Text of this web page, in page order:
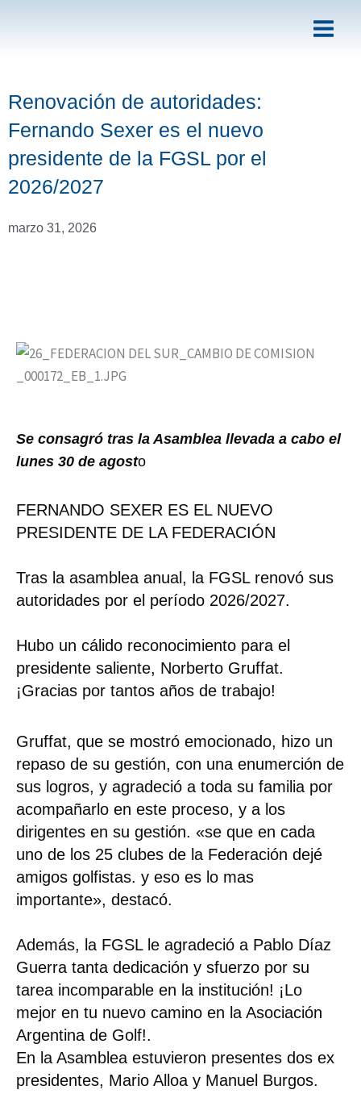
Renovación de autoridades:
Fernando Sexer es el nuevo
presidente de la FGSL por el
2026/2027
marzo 31, 2026
Se consagró tras la Asamblea llevada a cabo el
lunes 30 de agosto
FERNANDO SEXER ES EL NUEVO
PRESIDENTE DE LA FEDERACIÓN
Tras la asamblea anual, la FGSL renovó sus
autoridades por el período 2026/2027.
Hubo un cálido reconocimiento para el
presidente saliente, Norberto Gruffat.
¡Gracias por tantos años de trabajo!
Gruffat, que se mostró emocionado, hizo un
repaso de su gestión, con una enumerción de
sus logros, y agradeció a toda su familia por
acompañarlo en este proceso, y a los
dirigentes en su gestión. «se que en cada
uno de los 25 clubes de la Federación dejé
amigos golfistas. y eso es lo mas
importante», destacó.
Además, la FGSL le agradeció a Pablo Díaz
Guerra tanta dedicación y sfuerzo por su
tarea incomparable en la institución! ¡Lo
mejor en tu nuevo camino en la Asociación
Argentina de Golf!.
En la Asamblea estuvieron presentes dos ex
presidentes, Mario Alloa y Manuel Burgos.